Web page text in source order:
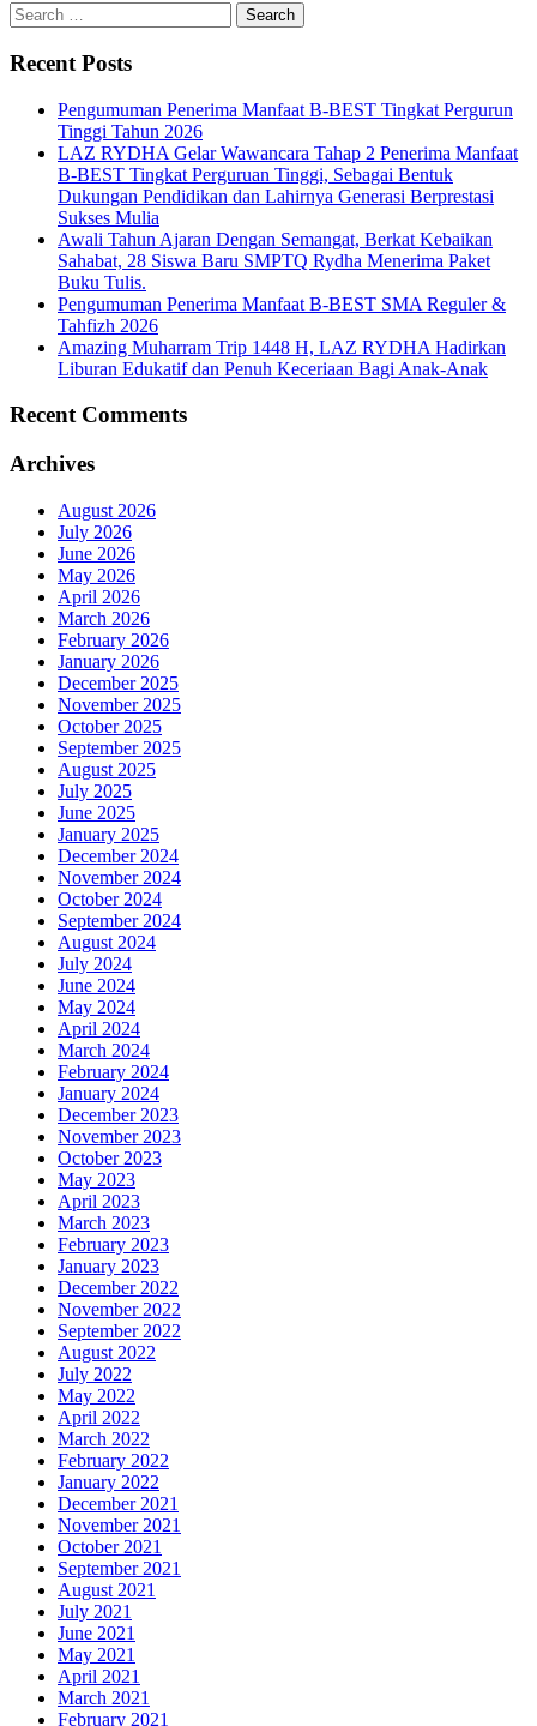
Search
for:
Recent Posts
Pengumuman Penerima Manfaat B-BEST Tingkat Pergurun
Tinggi Tahun 2026
LAZ RYDHA Gelar Wawancara Tahap 2 Penerima Manfaat
B-BEST Tingkat Perguruan Tinggi, Sebagai Bentuk
Dukungan Pendidikan dan Lahirnya Generasi Berprestasi
Sukses Mulia
Awali Tahun Ajaran Dengan Semangat, Berkat Kebaikan
Sahabat, 28 Siswa Baru SMPTQ Rydha Menerima Paket
Buku Tulis.
Pengumuman Penerima Manfaat B-BEST SMA Reguler &
Tahfizh 2026
Amazing Muharram Trip 1448 H, LAZ RYDHA Hadirkan
Liburan Edukatif dan Penuh Keceriaan Bagi Anak-Anak
Recent Comments
Archives
August 2026
July 2026
June 2026
May 2026
April 2026
March 2026
February 2026
January 2026
December 2025
November 2025
October 2025
September 2025
August 2025
July 2025
June 2025
January 2025
December 2024
November 2024
October 2024
September 2024
August 2024
July 2024
June 2024
May 2024
April 2024
March 2024
February 2024
January 2024
December 2023
November 2023
October 2023
May 2023
April 2023
March 2023
February 2023
January 2023
December 2022
November 2022
September 2022
August 2022
July 2022
May 2022
April 2022
March 2022
February 2022
January 2022
December 2021
November 2021
October 2021
September 2021
August 2021
July 2021
June 2021
May 2021
April 2021
March 2021
February 2021